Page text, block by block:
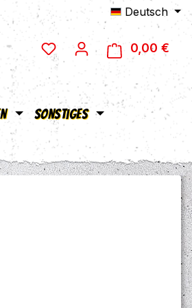
Deutsch
0,00 €
Sonstiges